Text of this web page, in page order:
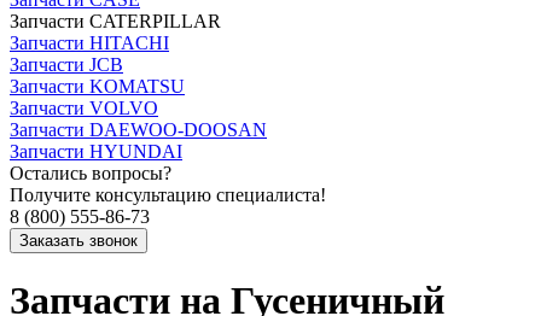
Запчасти CATERPILLAR
Запчасти HITACHI
Запчасти JCB
Запчасти KOMATSU
Запчасти VOLVO
Запчасти DAEWOO-DOOSAN
Запчасти HYUNDAI
Остались вопросы?
Получите консультацию специалиста!
8 (800) 555-86-73
Запчасти на Гусеничный